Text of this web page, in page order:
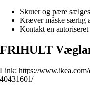
Skruer og pære
Kræver måske særlig
Kontakt en
FRIHULT
Link: https://
40431601/